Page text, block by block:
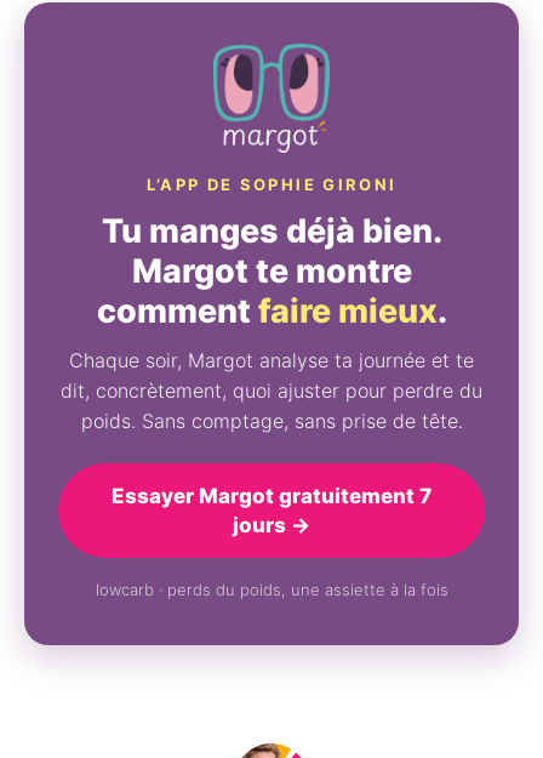
L’APP DE SOPHIE GIRONI
Tu manges déjà bien.
Margot te montre
comment faire mieux.
Chaque soir, Margot analyse ta journée et te
dit, concrètement, quoi ajuster pour perdre du
poids. Sans comptage, sans prise de tête.
Essayer Margot gratuitement 7
jours →
lowcarb · perds du poids, une assiette à la fois